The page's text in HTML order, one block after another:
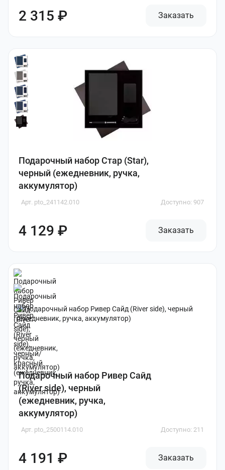
2 315 ₽ Заказать
Подарочный набор Стар (Star),
черный (ежедневник, ручка,
аккумулятор)
Арт. pto_241142.010 Доступно: 907
4 129 ₽ Заказать
Подарочный набор Ривер Сайд
(River side), черный
(ежедневник, ручка,
аккумулятор)
Арт. pto_2500114.010 Доступно: 211
4 191 ₽ Заказать